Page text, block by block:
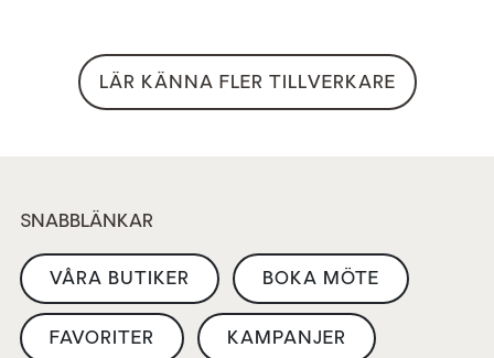
LÄR KÄNNA FLER TILLVERKARE
SNABBLÄNKAR
VÅRA BUTIKER BOKA MÖTE
FAVORITER KAMPANJER